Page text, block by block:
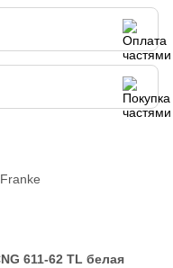
Franke
611-62 TL белая